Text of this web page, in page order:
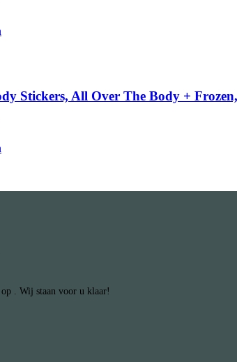
Stickers, All Over The Body +
. Wij staan voor u klaar!